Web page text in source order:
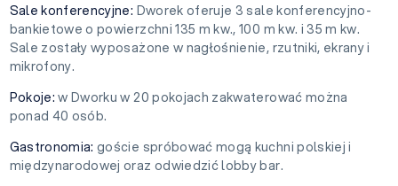
Sale konferencyjne: Dworek oferuje 3 sale konferencyjno-
bankietowe o powierzchni 135 m kw., 100 m kw. i 35 m kw.
Sale zostały wyposażone w nagłośnienie, rzutniki, ekrany i
mikrofony.
Pokoje: w Dworku w 20 pokojach zakwaterować można
ponad 40 osób.
Gastronomia: goście spróbować mogą kuchni polskiej i
międzynarodowej oraz odwiedzić lobby bar.